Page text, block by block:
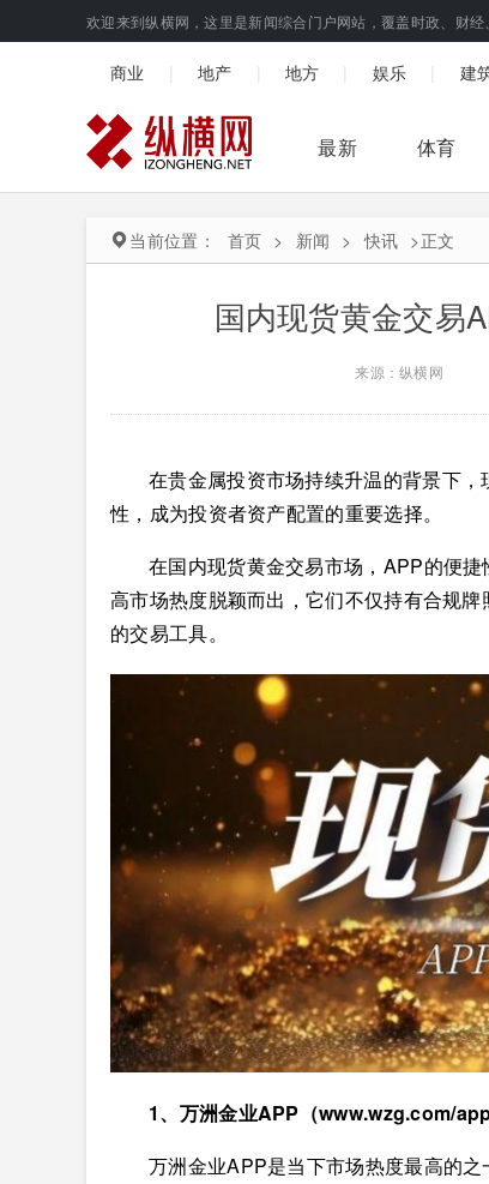
欢迎来到纵横网，这里是新闻综合门户网站，覆盖时政、财经
商业 地产 地方 娱乐 建
最新 体育
当前位置： 首页 > 新闻 > 快讯 >正文
国内现货黄金交易
来源：纵横网
在贵金属投资市场持续升温的背景下
性，成为投资者资产配置的重要选择。
在国内现货黄金交易市场，APP的便
高市场热度脱颖而出，它们不仅持有合规
的交易工具。
1、万洲金业APP（www.wzg.com/
万洲金业APP是当下市场热度最高的